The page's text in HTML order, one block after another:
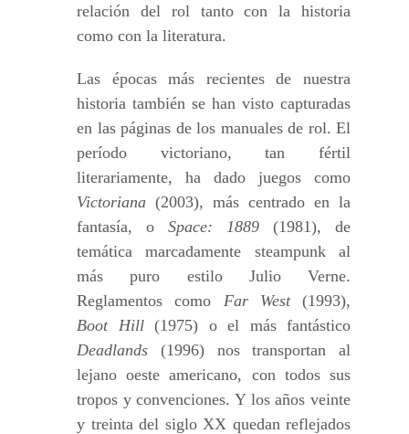
relación del rol tanto con la historia
como con la literatura.
Las épocas más recientes de nuestra
historia también se han visto capturadas
en las páginas de los manuales de rol. El
período victoriano, tan fértil
literariamente, ha dado juegos como
Victoriana (2003), más centrado en la
fantasía, o Space: 1889 (1981), de
temática marcadamente steampunk al
más puro estilo Julio Verne.
Reglamentos como Far West(1993),
Boot Hill(1975) o el más fantástico
Deadlands (1996) nos transportan al
lejano oeste americano, con todos sus
tropos y convenciones. Y los años veinte
y treinta del siglo XX quedan reflejados